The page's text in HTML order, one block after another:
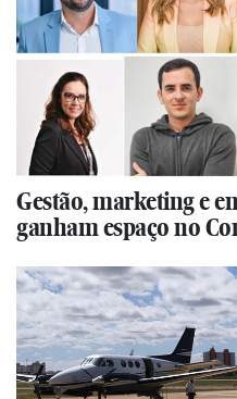
Gestão, marketing e
ganham espaço no